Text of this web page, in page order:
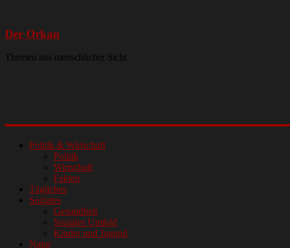
Der Orkan
Themen aus menschlicher Sicht
Politik & Wirtschaft
Politik
Wirtschaft
Fakten
Tägliches
Soziales
Gesundheit
Soziales Umfeld
Kinder und Jugend
Natur